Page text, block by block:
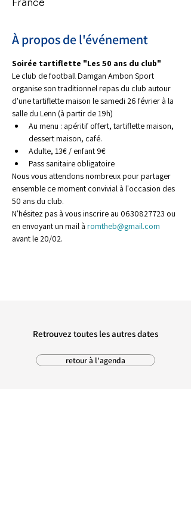
France
À propos de l'événement
Soirée tartiflette "Les 50 ans du club"
Le club de football Damgan Ambon Sport
organise son traditionnel repas du club autour
d'une tartiflette maison le samedi 26 février à la
salle du Lenn (à partir de 19h)
Au menu : apéritif offert, tartiflette maison,
dessert maison, café.
Adulte, 13€ / enfant 9€
Pass sanitaire obligatoire
Nous vous attendons nombreux pour partager
ensemble ce moment convivial à l'occasion des
50 ans du club.
N'hésitez pas à vous inscrire au 0630827723 ou
en envoyant un mail à romtheb@gmail.com
avant le 20/02.
Retrouvez toutes les autres dates
retour à l'agenda